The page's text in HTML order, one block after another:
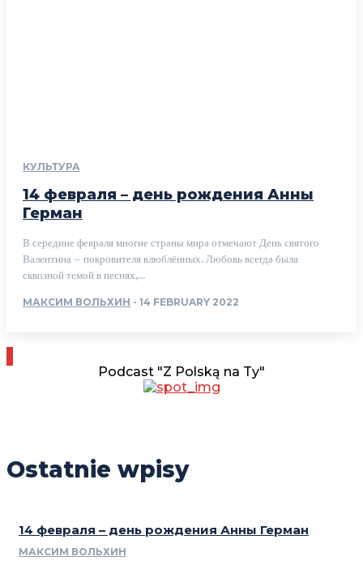
КУЛЬТУРА
14 февраля – день рождения Анны
Герман
В середине февраля многие страны мира отмечают День святого
Валентина – покровителя влюблённых. Любовь всегда была
сквозной темой в песнях,...
МАКСИМ ВОЛЬХИН - 14 FEBRUARY 2022
Podcast "Z Polską na Ty"
Ostatnie wpisy
14 февраля – день рождения Анны Герман
МАКСИМ ВОЛЬХИН